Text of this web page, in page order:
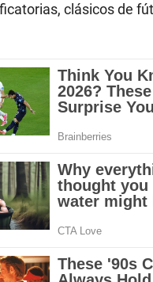
clásicos de